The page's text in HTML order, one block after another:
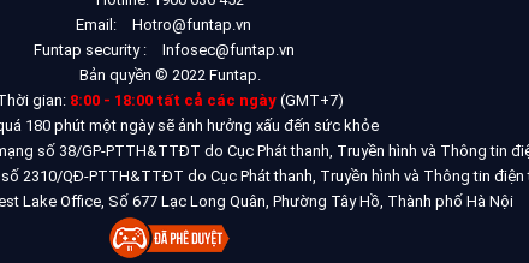
Email:
Hotro@funtap.vn
Funtap security :
Infosec@funtap.vn
Bản quyền © 2022 Funtap.
gian: 8:00 - 18:00 tất cả các ngày(GMT+7)
180 phút một ngày sẽ ảnh hưởng xấu đến sức khỏe
số 38/GP-PTTH&TTĐT do Cục Phát thanh, Truyền hình và Thông tin
2310/QĐ-PTTH&TTĐT do Cục Phát thanh, Truyền hình và Thông tin
Lake Office, Số 677 Lạc Long Quân, Phường Tây Hồ, Thành phố Hà Nội